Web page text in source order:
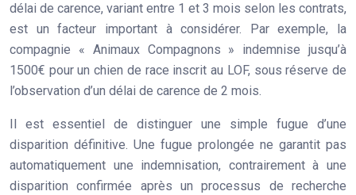
délai de carence, variant entre 1 et 3 mois selon les contrats,
est un facteur important à considérer. Par exemple, la
compagnie « Animaux Compagnons » indemnise jusqu’à
1500€ pour un chien de race inscrit au LOF, sous réserve de
l’observation d’un délai de carence de 2 mois.
Il est essentiel de distinguer une simple fugue d’une
disparition définitive. Une fugue prolongée ne garantit pas
automatiquement une indemnisation, contrairement à une
disparition confirmée après un processus de recherche